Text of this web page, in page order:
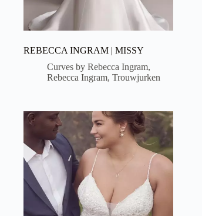
REBECCA INGRAM | MISSY
Curves by Rebecca Ingram,
Rebecca Ingram, Trouwjurken